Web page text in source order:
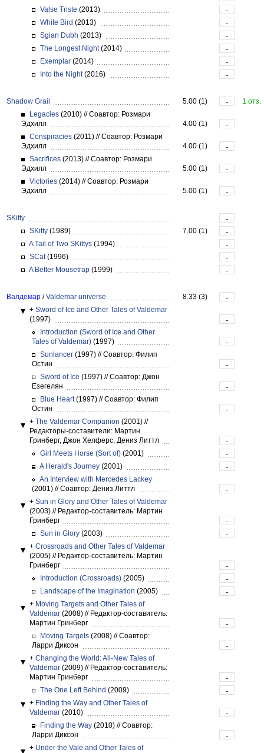
Valse Triste (2013)
-
White Bird (2013)
-
Sgian Dubh (2013)
-
The Longest Night(2014)
-
Exemplar (2014)
-
Into the Night(2016) -
Shadow Grail 5.00 (1) -
1 отз.
Legacies (2010) //Соавтор: Розмари
Эдхилл
4.00 (1)
-
Conspiracies (2011) //Соавтор: Розмари
Эдхилл
4.00 (1)
-
Sacrifices (2013) //Соавтор: Розмари
Эдхилл
5.00 (1)
-
Victories (2014) //Соавтор: Розмари
Эдхилл
5.00 (1) -
SKitty
-
SKitty (1989) 7.00 (1)
-
A Tail of Two SKittys (1994)
-
SCat(1996)
-
A Better Mousetrap (1999) -
Валдемар /Valdemar universe 8.33 (3)
-
+ Sword of Ice and Other Tales of Valdemar
(1997)
-
Introduction (Sword of Ice and Other
Tales of Valdemar) (1997)
-
Sunlancer (1997) //Соавтор: Филип
Остин
-
Sword of Ice (1997) //Соавтор: Джон
Езегелян
-
Blue Heart(1997) //Соавтор: Филип
Остин
-
+ The Valdemar Companion (2001) //
Редакторы-составители: Мартин
Гринберг, Джон Хелферс, Дениз Литтл
-
Girl Meets Horse (Sort of) (2001)
-
A Herald's Journey (2001)
-
An Interview with Mercedes Lackey
(2001) //Соавтор: Дениз Литтл
-
+ Sun in Glory and Other Tales of Valdemar
(2003) //Редактор-составитель: Мартин
Гринберг
-
Sun in Glory (2003)
-
+ Crossroads and Other Tales of Valdemar
(2005) //Редактор-составитель: Мартин
Гринберг
-
Introduction (Crossroads) (2005)
-
Landscape of the Imagination (2005)
-
+ Moving Targets and Other Tales of
Valdemar (2008) //Редактор-составитель:
Мартин Гринберг
-
Moving Targets (2008) //Соавтор:
Ларри Диксон
-
+ Changing the World: All-New Tales of
Valdemar (2009) //Редактор-составитель:
Мартин Гринберг
-
The One Left Behind (2009)
-
+ Finding the Way and Other Tales of
Valdemar (2010)
-
Finding the Way (2010) //Соавтор:
Ларри Диксон
-
+ Under the Vale and Other Tales of